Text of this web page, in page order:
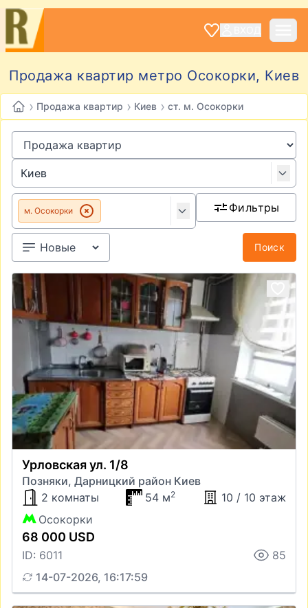
Продажа квартир метро Осокорки, Киев
› Продажа квартир › Киев › ст. м. Осокорки
м. Осокорки Фильтры
Поиск
Урловская ул. 1/8
Позняки, Дарницкий район Киев
2 комнаты
54 м2
10 / 10 этаж
Осокорки
68 000 USD
ID: 6011
85
14-07-2026, 16:17:59